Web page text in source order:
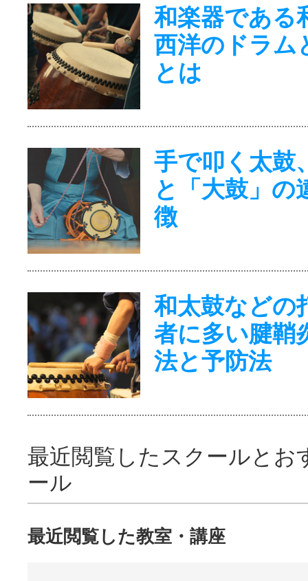
和楽器である
西洋のドラム
とは
手で叩く太鼓
と「大鼓」の
徴
和太鼓などの
者に多い腱鞘
法と予防法
最近閲覧したスクールとお
ール
最近閲覧した教室・講座